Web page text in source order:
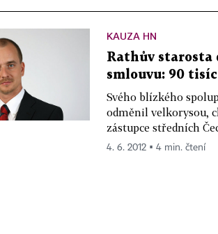
KAUZA HN
Rathův
smlouvu: 90 tisíc
Svého blízkého
odměnil velkorysou,
zástupce středních
4. 6. 2012 ▪ 4 min. čtení